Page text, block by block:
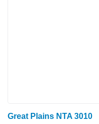
Great Plains NTA 3010